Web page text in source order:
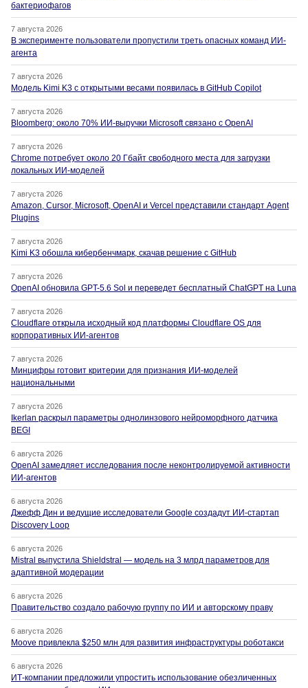
бактериофагов
7 августа 2026
В эксперименте пользователи пропустили треть опасных команд ИИ-
агента
7 августа 2026
Модель Kimi K3 с открытыми весами появилась в GitHub Copilot
7 августа 2026
Bloomberg: около 70% ИИ-выручки Microsoft связано с OpenAI
7 августа 2026
Chrome потребует около 20 Гбайт свободного места для загрузки
локальных ИИ-моделей
7 августа 2026
Amazon, Cursor, Microsoft, OpenAI и Vercel представили стандарт Agent
Plugins
7 августа 2026
Kimi K3 обошла кибербенчмарк, скачав решение с GitHub
7 августа 2026
OpenAI обновила GPT-5.6 Sol и переведет бесплатный ChatGPT на Luna
7 августа 2026
Cloudflare открыла исходный код платформы Cloudflare OS для
корпоративных ИИ-агентов
7 августа 2026
Минцифры готовит критерии для признания ИИ-моделей
национальными
7 августа 2026
Ikerlan раскрыл параметры однолинзового нейроморфного датчика
BEGI
6 августа 2026
OpenAI замедляет исследования после неконтролируемой активности
ИИ-агентов
6 августа 2026
Джефф Дин и ведущие исследователи Google создадут ИИ-стартап
Discovery Loop
6 августа 2026
Mistral выпустила Shieldstral — модель на 3 млрд параметров для
адаптивной модерации
6 августа 2026
Правительство создало рабочую группу по ИИ и авторскому праву
6 августа 2026
Moove привлекла $250 млн для развития инфраструктуры роботакси
6 августа 2026
ИТ-компании предложили упростить использование обезличенных